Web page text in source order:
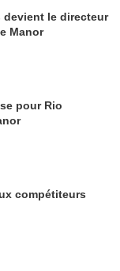
devient le directeur
Manor
pour Rio
compétiteurs